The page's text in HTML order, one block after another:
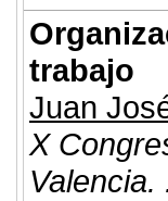
trabajo
Juan
X